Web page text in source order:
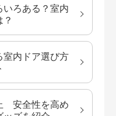
いろある？室内
室内ドア選び方
安全性を高め